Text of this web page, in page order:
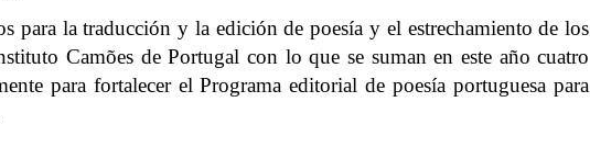
para la traducción y la edición de poesía y el estrechamiento de los
Camões de Portugal con lo que se suman en este año cuatro
para fortalecer el Programa editorial de poesía portuguesa para